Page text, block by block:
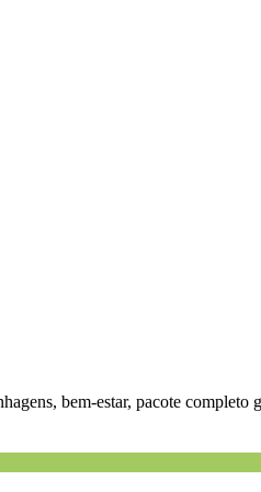
bem-estar, pacote completo